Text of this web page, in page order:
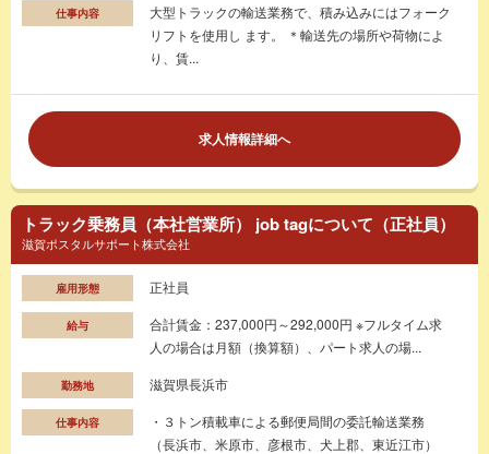
仕事内容
大型トラックの輸送業務で、積み込みにはフォーク
リフトを使用し ます。 ＊輸送先の場所や荷物によ
り、賃...
求人情報詳細へ
トラック乗務員（本社営業所） job tagについて（正社員）
滋賀ポスタルサポート株式会社
雇用形態 正社員
給与
合計賃金：237,000円～292,000円 ※フルタイム求
人の場合は月額（換算額）、パート求人の場...
勤務地 滋賀県長浜市
仕事内容
・３トン積載車による郵便局間の委託輸送業務
（長浜市、米原市、彦根市、犬上郡、東近江市）